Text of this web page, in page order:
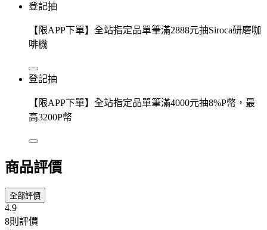
登記抽
【限APP下單】全站指定品單筆滿2888元抽Siroca研磨咖
啡機
登記抽
【限APP下單】全站指定品單筆滿4000元抽8%P幣，最
高3200P幣
商品評價
全部評價
4.9
8則評價